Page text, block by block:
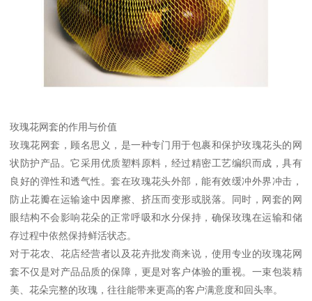
玫瑰花网套的作用与价值
玫瑰花网套，顾名思义，是一种专门用于包裹和保护玫瑰花头的网
状防护产品。它采用优质塑料原料，经过精密工艺编织而成，具有
良好的弹性和透气性。套在玫瑰花头外部，能有效缓冲外界冲击，
防止花瓣在运输途中因摩擦、挤压而变形或脱落。同时，网套的网
眼结构不会影响花朵的正常呼吸和水分保持，确保玫瑰在运输和储
存过程中依然保持鲜活状态。
对于花农、花店经营者以及花卉批发商来说，使用专业的玫瑰花网
套不仅是对产品品质的保障，更是对客户体验的重视。一束包装精
美、花朵完整的玫瑰，往往能带来更高的客户满意度和回头率。